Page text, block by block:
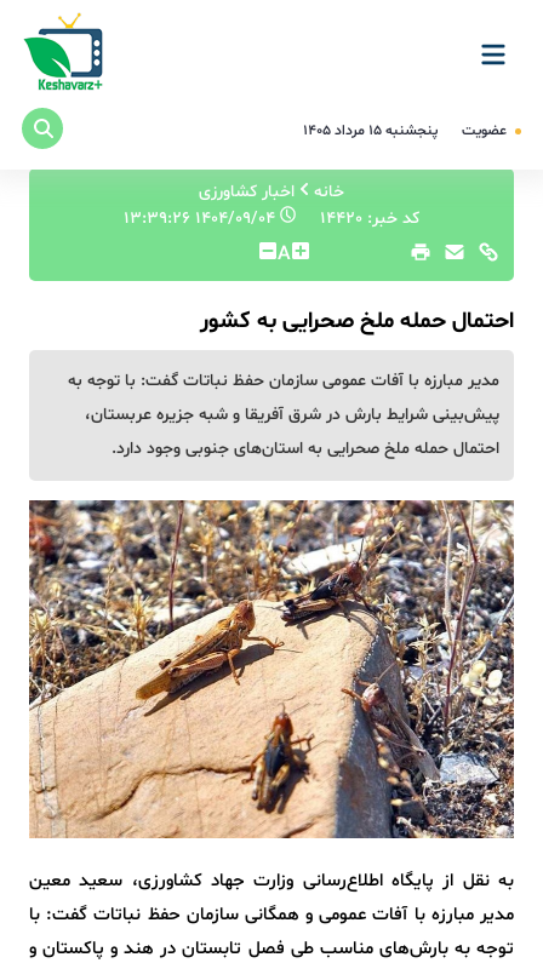
عضویت پنجشنبه ۱۵ مرداد ۱۴۰۵
خانه
اخبار کشاورزی
کد خبر: 14420
۱۴۰۴/۰۹/۰۴ ۱۳:۳۹:۲۶
A
احتمال حمله ملخ صحرایی به کشور
مدیر مبارزه با آفات عمومی سازمان حفظ نباتات گفت: با توجه به
پیش‌بینی شرایط بارش در شرق آفریقا و شبه جزیره عربستان،
احتمال حمله ملخ صحرایی به استان‌های جنوبی وجود دارد.
به نقل از پایگاه اطلاع‌رسانی وزارت جهاد کشاورزی، سعید معین
مدیر مبارزه با آفات عمومی و همگانی سازمان حفظ نباتات گفت: با
توجه به بارش‌های مناسب طی فصل تابستان در هند و پاکستان و